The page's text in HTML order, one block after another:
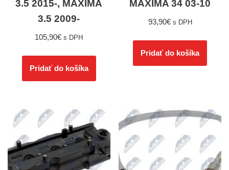
3.5 2015-, MAXIMA
3.5 2009-
105,90€ s DPH
Pridať do košíka
MAXIMA 34 03-10
93,90€ s DPH
Pridať do košíka